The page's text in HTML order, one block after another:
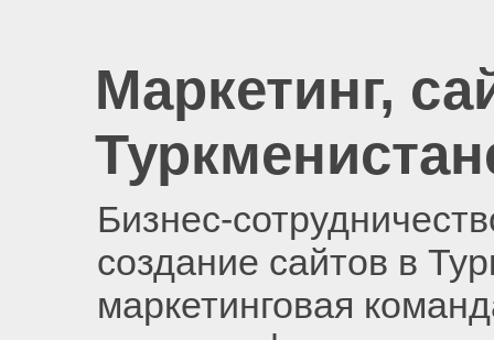
Маркетинг,
Бизнес-
создание сайтов в
маркетинговая